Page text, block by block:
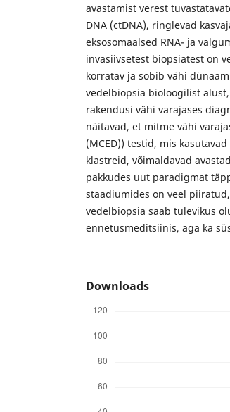
avastamist verest
DNA (ctDNA), ringlevad
eksosomaalsed RNA- ja
invasiivsetest biopsiatest on
korratav ja sobib vähi
vedelbiopsia bioloogilist
rakendusi vähi varajases
näitavad, et mitme vähi
(MCED)) testid, mis
klastreid, võimaldavad
pakkudes uut paradigmat
staadiumides on veel
vedelbiopsia saab tulevikus
ennetusmeditsiinis, aga ka
Downloads